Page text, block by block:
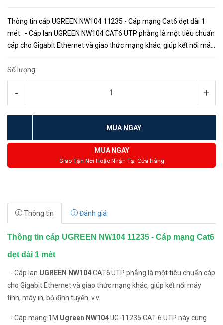
Thông tin cáp UGREEN NW104 11235 - Cáp mạng Cat6 dẹt dài 1
mét - Cáp lan UGREEN NW104 CAT6 UTP phẳng là một tiêu chuẩn
cáp cho Gigabit Ethernet và giao thức mạng khác, giúp kết nối máy
Số lượng:
- +
MUA NGAY
MUA NGAY
Giao Tận Nơi Hoặc Nhận Tại Cửa Hàng
Thông tin Đánh giá
Thông tin cáp UGREEN NW104 11235 - Cáp mạng Cat6
dẹt dài 1 mét
- Cáp lan UGREEN NW104CAT6 UTP phẳng là một tiêu chuẩn cáp
cho Gigabit Ethernet và giao thức mạng khác, giúp kết nối máy
tính, máy in, bộ định tuyến..v.v.
- Cáp mạng 1M Ugreen NW104UG-11235 CAT 6 UTP này cung